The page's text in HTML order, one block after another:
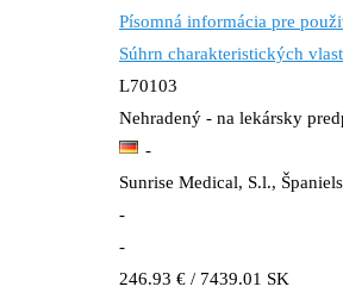
Písomná informácia pre
Súhrn charakteristických
L70103
Nehradený - na lekársky
-
Sunrise Medical, S.l.,
-
-
246.93 € / 7439.01 SK